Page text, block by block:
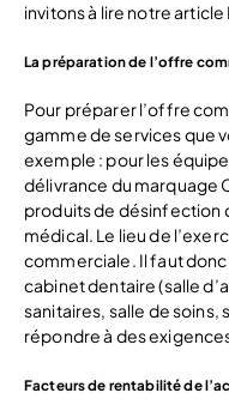
invitons à lire notre
La préparation de l’offre
Pour préparer l’offre
gamme de services que
exemple : pour les
délivrance du marquage
produits de désinfection
médical. Le lieu de
commerciale. Il faut
cabinet dentaire (salle
sanitaires, salle de soins,
répondre à des
Facteurs de rentabilité de